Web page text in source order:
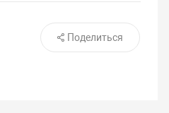
Поделиться